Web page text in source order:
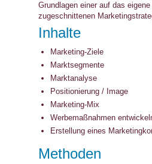
Grundlagen einer auf das
zugeschnittenen
Inhalte
Marketing-Ziele
Marktsegmente
Marktanalyse
Positionierung / Image
Marketing-Mix
Werbemaßnahmen
Erstellung eines
Methoden